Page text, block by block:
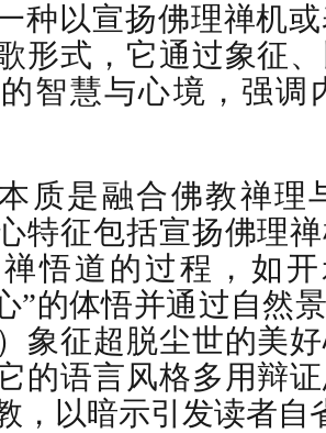
种以宣扬佛理禅机
形式，它通过象征
智慧与心境，强调
质是融合佛教禅理
特征包括宣扬佛理
悟道的过程，如
”的体悟并通过自然
象征超脱尘世的美
的语言风格多用辩
，以暗示引发读者自